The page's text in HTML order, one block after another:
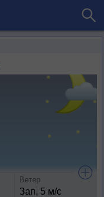
Ветер
Зап, 5 м/с